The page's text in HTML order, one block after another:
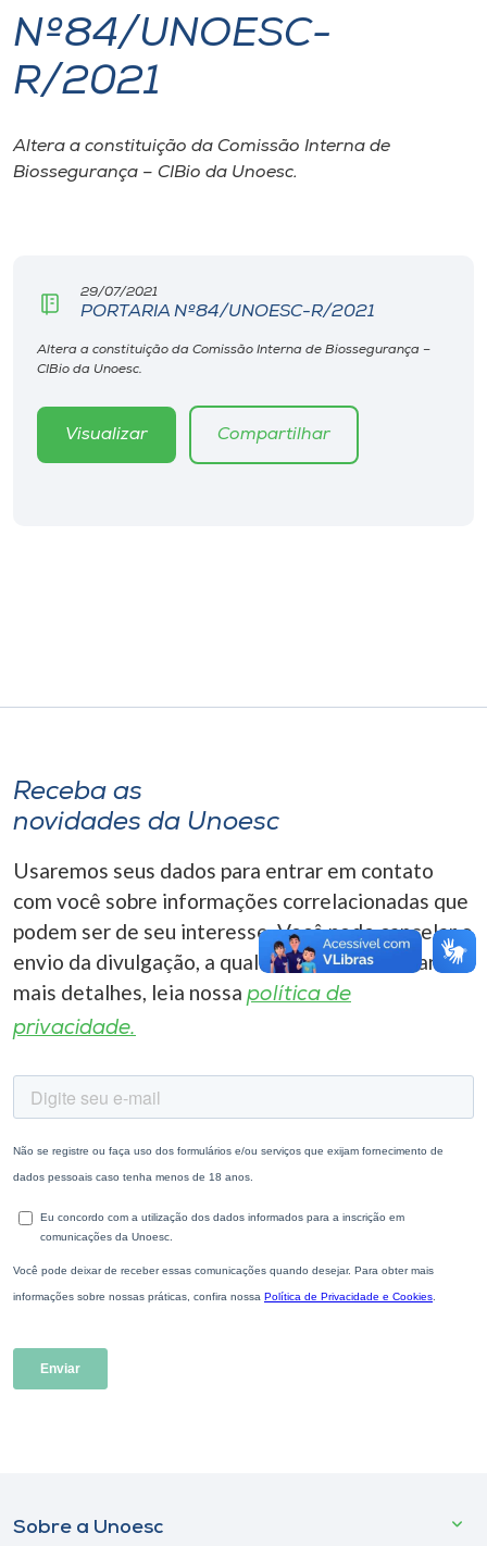
I.nova
Cultura
Biblioteca
Editora
Rádio
o idioma
A-
Nº84/UNOESC-
R/2021
Altera a constituição da Comissão Interna de
Biossegurança – CIBio da Unoesc.
29/07/2021
PORTARIA Nº84/UNOESC-R/2021
Altera a constituição da Comissão Interna de Biossegurança –
CIBio da Unoesc.
Visualizar Compartilhar
Receba as
novidades da Unoesc
Usaremos seus dados para entrar em contato
com você sobre informações correlacionadas que
podem ser de seu interesse. Você pode cancelar o
envio da divulgação, a qualquer momento. Para
mais detalhes, leia nossa política de
privacidade.
Sobre a Unoesc